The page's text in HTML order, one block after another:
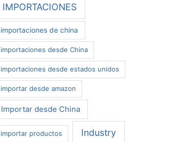
IMPORTACIONES
importaciones de china
importaciones desde China
importaciones desde estados unidos
importar desde amazon
Importar desde China
importar productos Industry